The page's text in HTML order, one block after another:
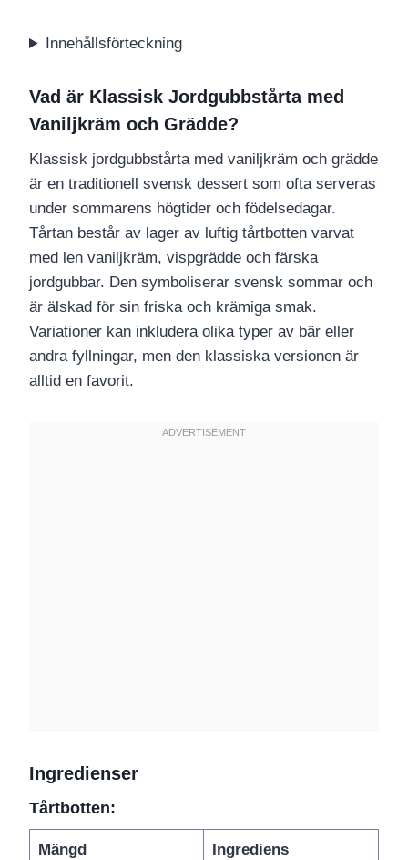
Innehållsförteckning
Vad är Klassisk Jordgubbstårta med
Vaniljkräm och Grädde?
Klassisk jordgubbstårta med vaniljkräm och grädde
är en traditionell svensk dessert som ofta serveras
under sommarens högtider och födelsedagar.
Tårtan består av lager av luftig tårtbotten varvat
med len vaniljkräm, vispgrädde och färska
jordgubbar. Den symboliserar svensk sommar och
är älskad för sin friska och krämiga smak.
Variationer kan inkludera olika typer av bär eller
andra fyllningar, men den klassiska versionen är
alltid en favorit.
Ingredienser
Tårtbotten:
Mängd Ingrediens